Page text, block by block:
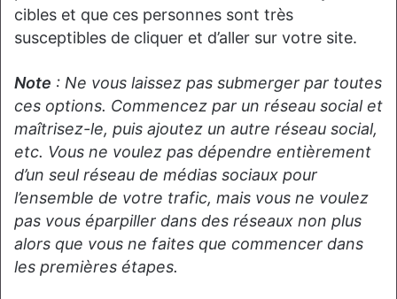
cibles et que ces personnes sont très
susceptibles de cliquer et d’aller sur votre site.
Note : Ne vous laissez pas submerger par toutes
ces options. Commencez par un réseau social et
maîtrisez-le, puis ajoutez un autre réseau social,
etc. Vous ne voulez pas dépendre entièrement
d’un seul réseau de médias sociaux pour
l’ensemble de votre trafic, mais vous ne voulez
pas vous éparpiller dans des réseaux non plus
alors que vous ne faites que commencer dans
les premières étapes.